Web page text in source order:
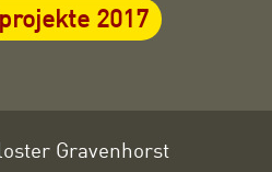
2017
Gravenhorst